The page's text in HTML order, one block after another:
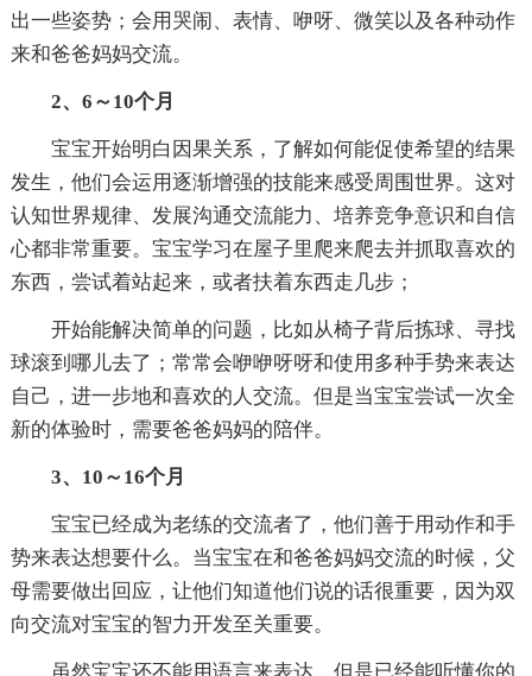
出一些姿势；会用哭闹、表情、咿呀、微笑以及各种动作
来和爸爸妈妈交流。
2、6～10个月
宝宝开始明白因果关系，了解如何能促使希望的结果
发生，他们会运用逐渐增强的技能来感受周围世界。这对
认知世界规律、发展沟通交流能力、培养竞争意识和自信
心都非常重要。宝宝学习在屋子里爬来爬去并抓取喜欢的
东西，尝试着站起来，或者扶着东西走几步；
开始能解决简单的问题，比如从椅子背后拣球、寻找
球滚到哪儿去了；常常会咿咿呀呀和使用多种手势来表达
自己，进一步地和喜欢的人交流。但是当宝宝尝试一次全
新的体验时，需要爸爸妈妈的陪伴。
3、10～16个月
宝宝已经成为老练的交流者了，他们善于用动作和手
势来表达想要什么。当宝宝在和爸爸妈妈交流的时候，父
母需要做出回应，让他们知道他们说的话很重要，因为双
向交流对宝宝的智力开发至关重要。
虽然宝宝还不能用语言来表达，但是已经能听懂你的